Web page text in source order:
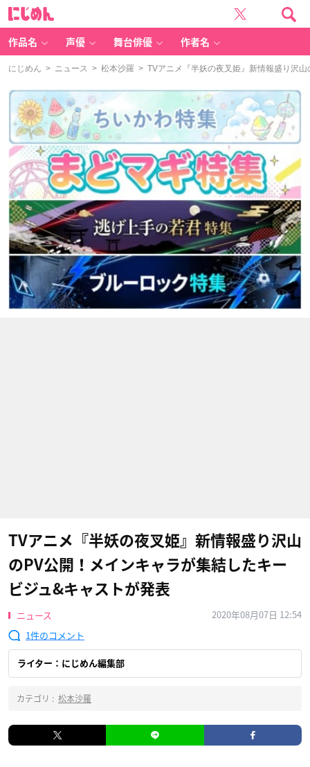
作品名 声優 舞台俳優 作者名
にじめん > ニュース > 松本沙羅 > TVアニメ『半妖の夜叉姫』新情報盛り沢
TVアニメ『半妖の夜叉姫』新情報盛り沢山
のPV公開！メインキャラが集結したキー
ビジュ&キャストが発表
ニュース
2020年08月07日 12:54
1
ライター：にじめん編集部
カテゴリ : 松本沙羅